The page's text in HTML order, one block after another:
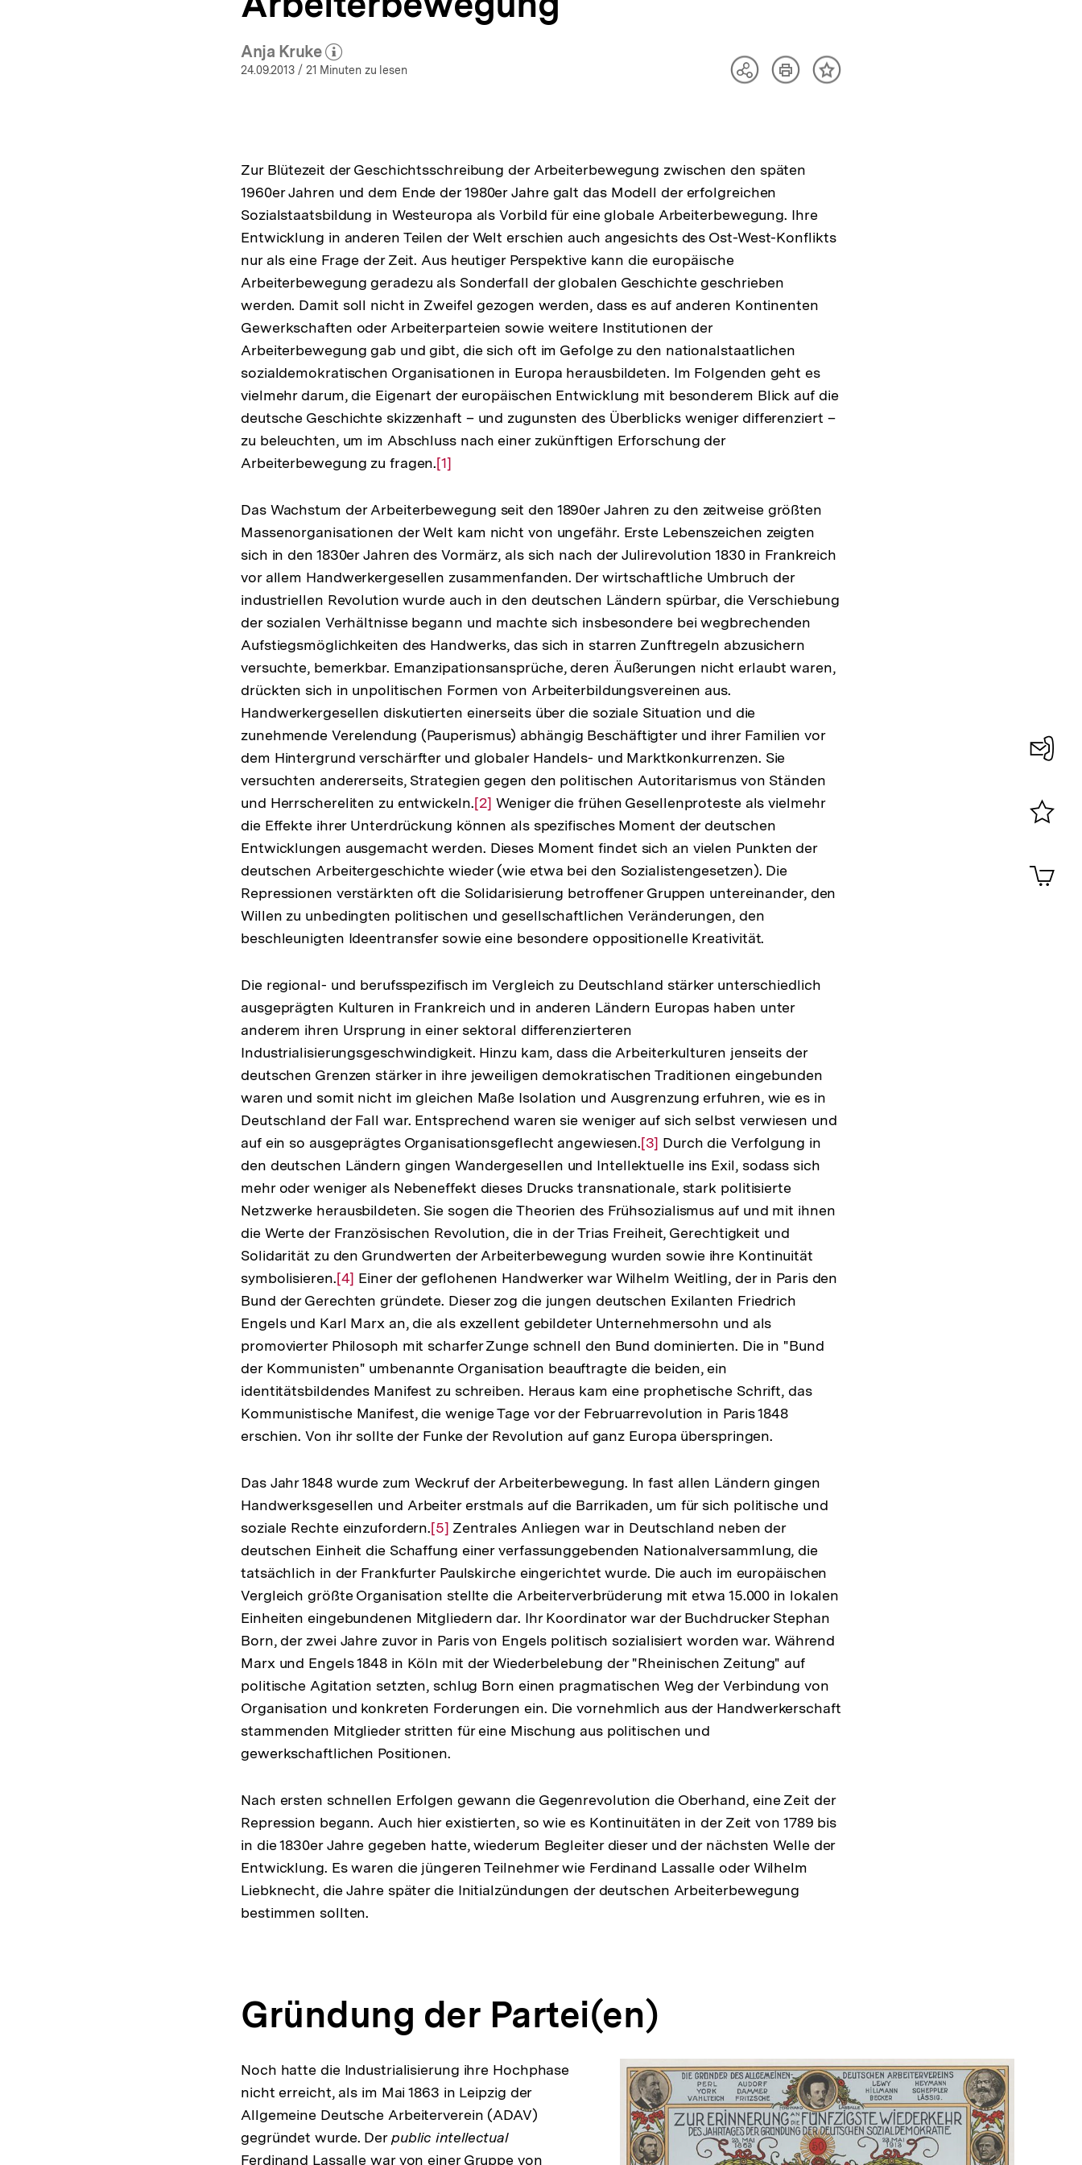
Anja Kruke
(Mehr zum Autor)
öffnen
24.09.2013 / 21 Minuten zu lesen
TeilenArtikelInhalt
Zur Blütezeit der Geschichtsschreibung der Arbeiterbewegung zwischen den späten
1960er Jahren und dem Ende der 1980er Jahre galt das Modell der erfolgreichen
Sozialstaatsbildung in Westeuropa als Vorbild für eine globale Arbeiterbewegung. Ihre
Entwicklung in anderen Teilen der Welt erschien auch angesichts des Ost-West-Konflikts
nur als eine Frage der Zeit. Aus heutiger Perspektive kann die europäische
Arbeiterbewegung geradezu als Sonderfall der globalen Geschichte geschrieben
werden. Damit soll nicht in Zweifel gezogen werden, dass es auf anderen Kontinenten
Gewerkschaften oder Arbeiterparteien sowie weitere Institutionen der
Arbeiterbewegung gab und gibt, die sich oft im Gefolge zu den nationalstaatlichen
sozialdemokratischen Organisationen in Europa herausbildeten. Im Folgenden geht es
vielmehr darum, die Eigenart der europäischen Entwicklung mit besonderem Blick auf die
deutsche Geschichte skizzenhaft – und zugunsten des Überblicks weniger differenziert –
zu beleuchten, um im Abschluss nach einer zukünftigen Erforschung der
Arbeiterbewegung zu fragen.Zur
der
Fußnote
[1]
Das Wachstum der Arbeiterbewegung seit den 1890er Jahren zu den zeitweise größten
Massenorganisationen der Welt kam nicht von ungefähr. Erste Lebenszeichen zeigten
sich in den 1830er Jahren des Vormärz, als sich nach der Julirevolution 1830 in Frankreich
vor allem Handwerkergesellen zusammenfanden. Der wirtschaftliche Umbruch der
industriellen Revolution wurde auch in den deutschen Ländern spürbar, die Verschiebung
der sozialen Verhältnisse begann und machte sich insbesondere bei wegbrechenden
Aufstiegsmöglichkeiten des Handwerks, das sich in starren Zunftregeln abzusichern
versuchte, bemerkbar. Emanzipationsansprüche, deren Äußerungen nicht erlaubt waren,
drückten sich in unpolitischen Formen von Arbeiterbildungsvereinen aus.
Handwerkergesellen diskutierten einerseits über die soziale Situation und die
zunehmende Verelendung (Pauperismus) abhängig Beschäftigter und ihrer Familien vor
dem Hintergrund verschärfter und globaler Handels- und Marktkonkurrenzen. Sie
versuchten andererseits, Strategien gegen den politischen Autoritarismus von Ständen
und Herrschereliten zu entwickeln.Zur
Auflösung
der
Fußnote
[2] Weniger die frühen Gesellenproteste als vielmehr
die Effekte ihrer Unterdrückung können als spezifisches Moment der deutschen
Entwicklungen ausgemacht werden. Dieses Moment findet sich an vielen Punkten der
deutschen Arbeitergeschichte wieder (wie etwa bei den Sozialistengesetzen). Die
Repressionen verstärkten oft die Solidarisierung betroffener Gruppen untereinander, den
Willen zu unbedingten politischen und gesellschaftlichen Veränderungen, den
beschleunigten Ideentransfer sowie eine besondere oppositionelle Kreativität.
Die regional- und berufsspezifisch im Vergleich zu Deutschland stärker unterschiedlich
ausgeprägten Kulturen in Frankreich und in anderen Ländern Europas haben unter
anderem ihren Ursprung in einer sektoral differenzierteren
Industrialisierungsgeschwindigkeit. Hinzu kam, dass die Arbeiterkulturen jenseits der
deutschen Grenzen stärker in ihre jeweiligen demokratischen Traditionen eingebunden
waren und somit nicht im gleichen Maße Isolation und Ausgrenzung erfuhren, wie es in
Deutschland der Fall war. Entsprechend waren sie weniger auf sich selbst verwiesen und
auf ein so ausgeprägtes Organisationsgeflecht angewiesen.Zur
Auflösung
der
Fußnote
[3] Durch die Verfolgung in
den deutschen Ländern gingen Wandergesellen und Intellektuelle ins Exil, sodass sich
mehr oder weniger als Nebeneffekt dieses Drucks transnationale, stark politisierte
Netzwerke herausbildeten. Sie sogen die Theorien des Frühsozialismus auf und mit ihnen
die Werte der Französischen Revolution, die in der Trias Freiheit, Gerechtigkeit und
Solidarität zu den Grundwerten der Arbeiterbewegung wurden sowie ihre Kontinuität
symbolisieren.Zur
Auflösung
der
Fußnote
[4] Einer der geflohenen Handwerker war Wilhelm Weitling, der in Paris den
Bund der Gerechten gründete. Dieser zog die jungen deutschen Exilanten Friedrich
Engels und Karl Marx an, die als exzellent gebildeter Unternehmersohn und als
promovierter Philosoph mit scharfer Zunge schnell den Bund dominierten. Die in "Bund
der Kommunisten" umbenannte Organisation beauftragte die beiden, ein
identitätsbildendes Manifest zu schreiben. Heraus kam eine prophetische Schrift, das
Kommunistische Manifest, die wenige Tage vor der Februarrevolution in Paris 1848
erschien. Von ihr sollte der Funke der Revolution auf ganz Europa überspringen.
Das Jahr 1848 wurde zum Weckruf der Arbeiterbewegung. In fast allen Ländern gingen
Handwerksgesellen und Arbeiter erstmals auf die Barrikaden, um für sich politische und
soziale Rechte einzufordern.Zur
Auflösung
der
Fußnote
[5] Zentrales Anliegen war in Deutschland neben der
deutschen Einheit die Schaffung einer verfassunggebenden Nationalversammlung, die
tatsächlich in der Frankfurter Paulskirche eingerichtet wurde. Die auch im europäischen
Vergleich größte Organisation stellte die Arbeiterverbrüderung mit etwa 15.000 in lokalen
Einheiten eingebundenen Mitgliedern dar. Ihr Koordinator war der Buchdrucker Stephan
Born, der zwei Jahre zuvor in Paris von Engels politisch sozialisiert worden war. Während
Marx und Engels 1848 in Köln mit der Wiederbelebung der "Rheinischen Zeitung" auf
politische Agitation setzten, schlug Born einen pragmatischen Weg der Verbindung von
Organisation und konkreten Forderungen ein. Die vornehmlich aus der Handwerkerschaft
stammenden Mitglieder stritten für eine Mischung aus politischen und
gewerkschaftlichen Positionen.
Nach ersten schnellen Erfolgen gewann die Gegenrevolution die Oberhand, eine Zeit der
Repression begann. Auch hier existierten, so wie es Kontinuitäten in der Zeit von 1789 bis
in die 1830er Jahre gegeben hatte, wiederum Begleiter dieser und der nächsten Welle der
Entwicklung. Es waren die jüngeren Teilnehmer wie Ferdinand Lassalle oder Wilhelm
Liebknecht, die Jahre später die Initialzündungen der deutschen Arbeiterbewegung
bestimmen sollten.
Gründung der Partei(en)
Noch hatte die Industrialisierung ihre Hochphase
nicht erreicht, als im Mai 1863 in Leipzig der
Allgemeine Deutsche Arbeiterverein (ADAV)
gegründet wurde. Derpublic intellectual
Ferdinand Lassalle war von einer Gruppe von